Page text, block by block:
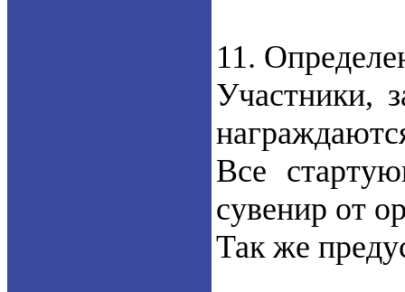
11.
Участники,
Все
сувенир от
Так же